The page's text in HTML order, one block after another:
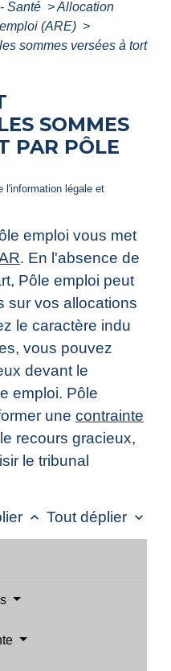
Santé >Allocation
(ARE) >
sommes versées à tort
SOMMES
PAR PÔLE
l'information légale et
emploi vous met
. En l'absence de
Pôle emploi peut
sur vos allocations
le caractère indu
vous pouvez
devant le
emploi. Pôle
une contrainte
recours gracieux,
le tribunal
keyboard_arrow_up Tout déplier keyboard_arrow_down